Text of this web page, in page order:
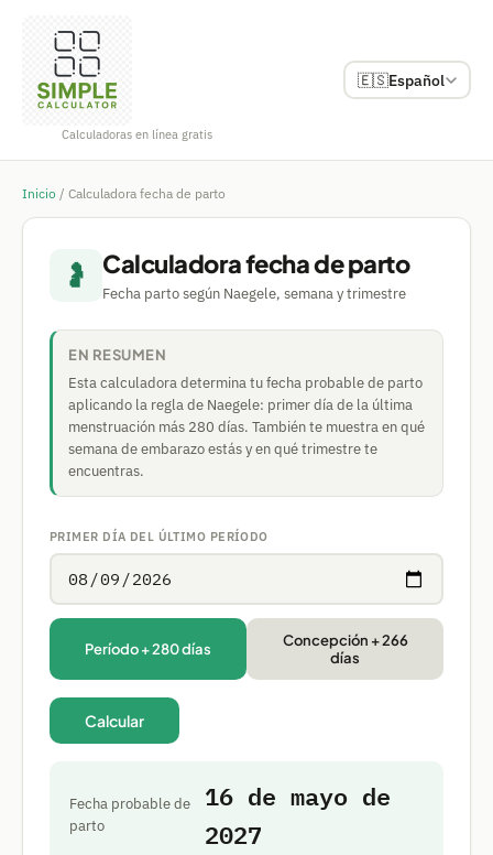
Calculadoras en línea gratis
🇪🇸Español
Inicio / Calculadora fecha de parto
🤰 Calculadora fecha de parto
Fecha parto según Naegele, semana y trimestre
EN RESUMEN
Esta calculadora determina tu fecha probable de parto
aplicando la regla de Naegele: primer día de la última
menstruación más 280 días. También te muestra en qué
semana de embarazo estás y en qué trimestre te
encuentras.
PRIMER DÍA DEL ÚLTIMO PERÍODO
Período + 280 días
Concepción + 266
días
Calcular
Fecha probable de
parto
16 de mayo de
2027